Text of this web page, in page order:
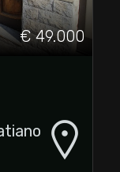
€ 49.000